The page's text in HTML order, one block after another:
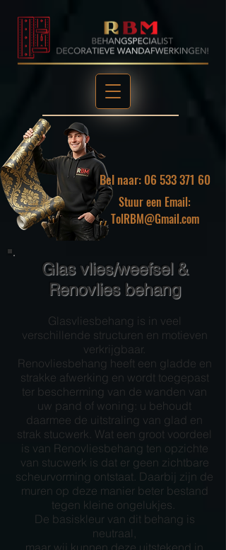
Stuur een Email:
TolRBM@Gmail.com
Bel naar: 06 533 371 60
Glas vlies/weefsel &
Renovlies behang
Glasvliesbehang is in veel
verschillende structuren en motieven
verkrijgbaar.
Renovliesbehang heeft een gladde en
strakke afwerking en wordt toegepast
ter bescherming van de wanden van
uw pand of woning: u behoudt
daarmee de uitstraling van glad en
strak stucwerk. Wat een groot voordeel
is van Renovliesbehang ten opzichte
van stucwerk is dat er geen zichtbare
scheurvorming ontstaat. Daarbij zijn de
muren op deze manier beter bestand
tegen kleine ongelukjes.
De basiskleur van dit behang is
neutraal,
maar wij kunnen deze uitstekend in